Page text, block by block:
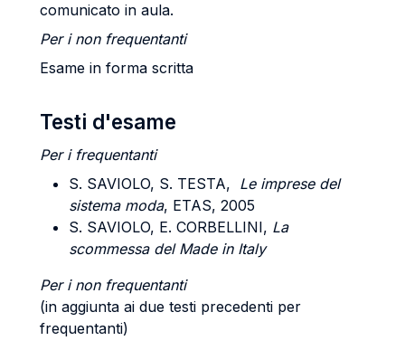
comunicato in aula.
Per i non frequentanti
Esame in forma scritta
Testi d'esame
Per i frequentanti
S. SAVIOLO, S. TESTA, Le imprese del
sistema moda, ETAS, 2005
S. SAVIOLO, E. CORBELLINI, La
scommessa del Made in Italy
Per i non frequentanti
(in aggiunta ai due testi precedenti per
frequentanti)